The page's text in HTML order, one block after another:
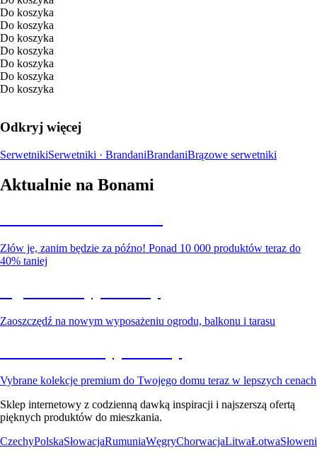
Do koszyka
Do koszyka
Do koszyka
Do koszyka
Do koszyka
Do koszyka
Do koszyka
Odkryj więcej
SerwetnikiSerwetniki · BrandaniBrandaniBrązowe serwetniki
Aktualnie na Bonami
Złów je, zanim będzie za późno! Ponad 10 000 produktów teraz do
40% taniej
Zaoszczędź na nowym wyposażeniu ogrodu, balkonu i tarasu
Vybrane kolekcje premium do Twojego domu teraz w lepszych cenach
Sklep internetowy z codzienną dawką inspiracji i najszerszą ofertą
pięknych produktów do mieszkania.
CzechyPolskaSłowacjaRumuniaWęgryChorwacjaLitwaŁotwa